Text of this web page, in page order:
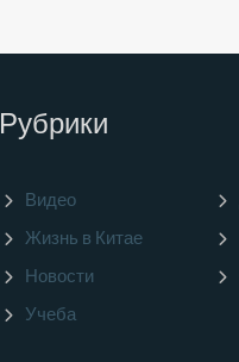
Рубрики
Видео
Жизнь в Китае
Новости
Учеба